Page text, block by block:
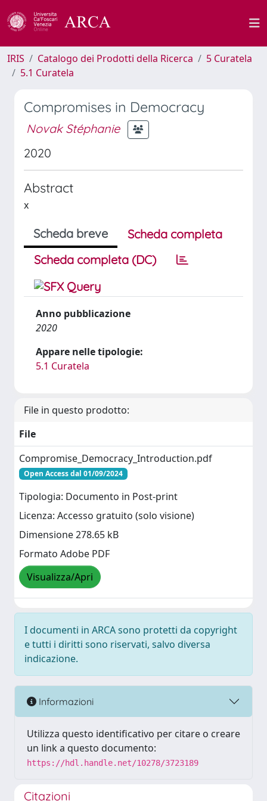
IRIS Catalogo dei Prodotti della Ricerca
5 Curatela
5.1 Curatela
Compromises in Democracy
Novak Stéphanie
2020
Abstract
x
Scheda breve
Scheda completa
Scheda completa (DC)
Anno pubblicazione
2020
Appare nelle tipologie:
5.1 Curatela
File in questo prodotto:
File
Compromise_Democracy_Introduction.pdf
Open Access dal 01/09/2024
Tipologia: Documento in Post-print
Licenza: Accesso gratuito (solo visione)
Dimensione 278.65 kB
Formato Adobe PDF
Visualizza/Apri
I documenti in ARCA sono protetti da copyright
e tutti i diritti sono riservati, salvo diversa
indicazione.
Informazioni
Utilizza questo identificativo per citare o creare
un link a questo documento:
https://hdl.handle.net/10278/3723189
Citazioni